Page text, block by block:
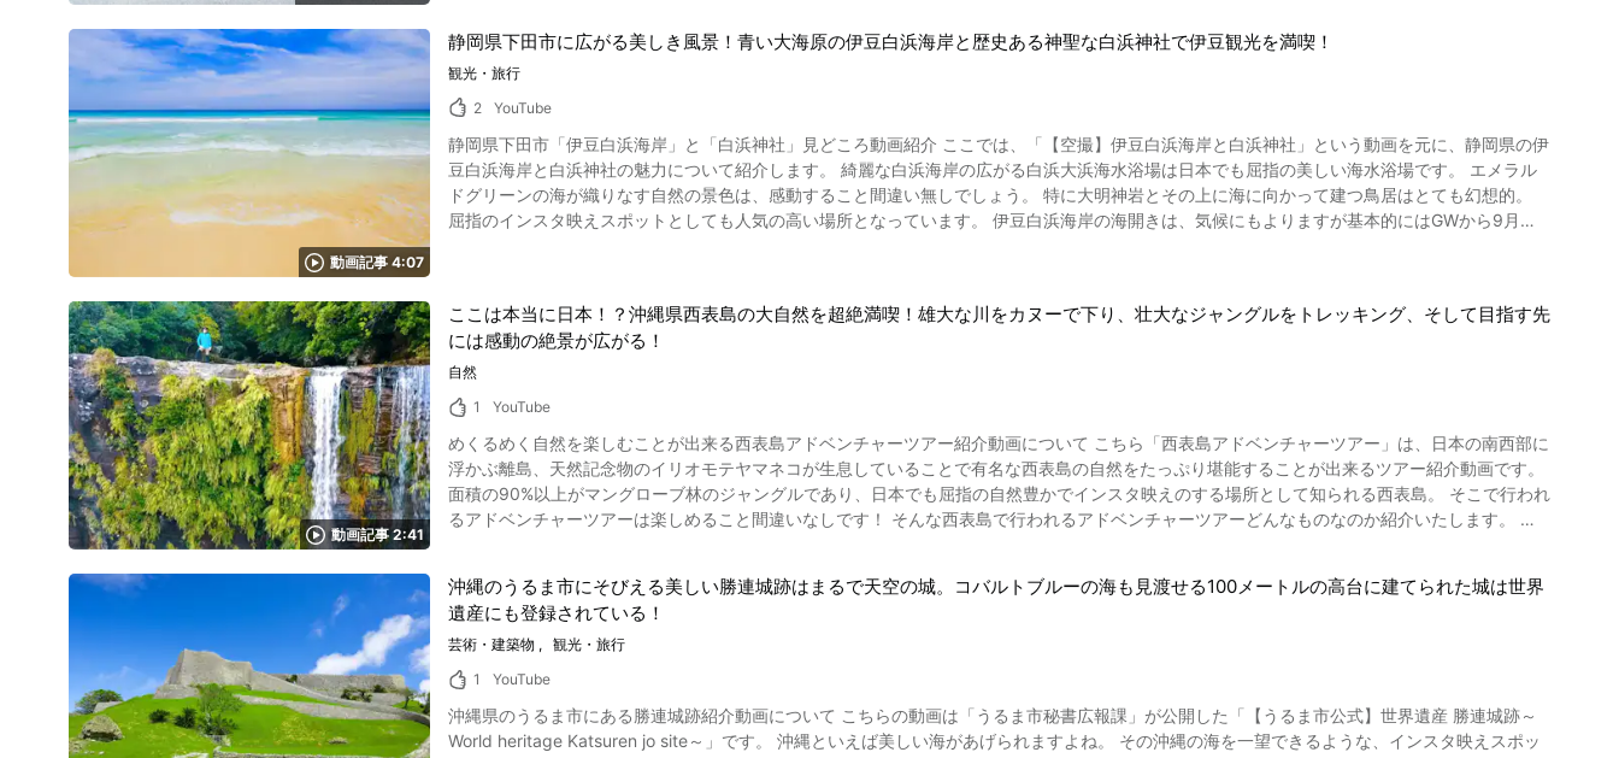
https://www.city.hiroshima.lg.jp/ 【トリップアドバイザー】広島 https://www.tripadvisor.jp/Tourism-g298561-
Hiroshima_Hiroshima_Prefecture_Chugoku-Vacations.html
で、1331年に後醍醐天皇が京都を離れ光厳天皇が即位して以来、御所とされてきました。 御所は織田信長や豊臣秀吉の時代を経て、大政奉還後
の明治天皇の東京遷都まで550年間活用されました。 動画で紹介されている京都御所の見学コースや見どころをチェック１ 写真：京都御所・紫
宸殿 御所の見学において見ておきたいものの1つに、各所に点在する諸門があります。 建礼門や朔平門、建春門、宜秋門、清所門、皇后門といっ
御殿、御三間、御涼所といった建物もぜひ見ておきましょう。 また、鬼門にあたる猿ヶ辻も要チェックです。 動画の4:51にある蹴鞠の庭のほ
か、坪庭、御池庭や御内庭、動画の0:40からご覧になれる新御車寄や新御車寄の周辺には梅や桜が咲き誇り、インスタ映えする絶景を堪能できま
すよ。 京都御所の周辺観光スポット情報をご紹介！ 写真：嵐山の紅葉 平安遷都以来の歴史をもつ京都は、国内外から多くの観光客が訪れる人気
スポット。 京都御所の見学の後には御苑内の宗像神社や厳島神社に立ち寄り御朱印を記帳してもらいましょう。 時間があれば嵐山エリアや五条
てはいかがですか。 京都御所の見学動画紹介まとめ 写真：京都御所 動画では、絢爛豪華な京都御所の魅力がたっぷりと映されているので、ぜひ
ゆっくりと楽しんでみましょう。 京都御所は普段は非公開ですが、申し込みをすれば見学が可能です。 また春と秋には一般公開のイベント期間
があるので、この時期に合わせて京都を訪れるのもおすすめです。 一般公開は予約不要で拝観料もいりません。 京都御所の公開時期には京都の
名所をめぐるツアーも開催されるので、参加してみるのも良いでしょう。 ◆京都御所 施設概要紹介◆ 【住所】〒602-0881 京都府京都市上京
区京都御苑3 【交通アクセス】地下鉄烏丸線丸太町駅、今出川駅よりすぐ 【拝観料金】無料 【営業時間】9:00～16:30（※季節により異なります
報：京都御所 https://sankan.kunaicho.go.jp/guide/kyoto.html 【トリップアドバイザー】京都御所
https://www.tripadvisor.jp/Attraction_Review-g298564-d321088-Reviews-Kyoto_Imperial_Palace-Kyoto_Kyoto_Prefecture_Kinki.html
動画記事 4:07
静岡県下田市に広がる美しき風景！青い大海原の伊豆白浜海岸と歴史ある神聖な白浜神社で伊豆観光を満喫！
観光・旅行
2
YouTube
静岡県下田市「伊豆白浜海岸」と「白浜神社」見どころ動画紹介 ここでは、「【空撮】伊豆白浜海岸と白浜神社」という動画を元に、静岡県の伊
豆白浜海岸と白浜神社の魅力について紹介します。 綺麗な白浜海岸の広がる白浜大浜海水浴場は日本でも屈指の美しい海水浴場です。 エメラル
ドグリーンの海が織りなす自然の景色は、感動すること間違い無しでしょう。 特に大明神岩とその上に海に向かって建つ鳥居はとても幻想的。
屈指のインスタ映えスポットとしても人気の高い場所となっています。 伊豆白浜海岸の海開きは、気候にもよりますが基本的にはGWから9月ま
楽しむことが出来ます。 伊豆白浜海岸と白浜神社魅力紹介まとめ 白浜海岸では、毎年海の安全を祈願するイベントとして『白浜海の祭典 納涼花
火大会』が開催されています。 綺麗な海に打ち込まれて扇状に広がる花火は何とも言えない美しさをに釘付けになってしまうこと間違い無いでし
ょう。 周辺には『ペンション桜家』や『伊古奈荘』など、伊豆白浜海岸を中から楽しむことが出来る施設がございますので検討してみて下さい。
綺麗な海と日本の歴史深い神社のある伊豆白浜海岸。 動画とこの記事を参考に観光してみてはいかがでしょう。
動画記事 2:41
ここは本当に日本！？沖縄県西表島の大自然を超絶満喫！雄大な川をカヌーで下り、壮大なジャングルをトレッキング、そして目指す先
には感動の絶景が広がる！
自然
1
YouTube
めくるめく自然を楽しむことが出来る西表島アドベンチャーツアー紹介動画について こちら「西表島アドベンチャーツアー」は、日本の南西部に
浮かぶ離島、天然記念物のイリオモテヤマネコが生息していることで有名な西表島の自然をたっぷり堪能することが出来るツアー紹介動画です。
面積の90%以上がマングローブ林のジャングルであり、日本でも屈指の自然豊かでインスタ映えのする場所として知られる西表島。 そこで行われ
るアドベンチャーツアーは楽しめること間違いなしです！ そんな西表島で行われるアドベンチャーツアーどんなものなのか紹介いたします。 西
沢道をゆっくり歩いて自然の絶景を堪能するサワートレッキング、沖縄No.1の水落を誇るピナイサーラの滝壺をメインとした滝廻り、ジャングル
奥底にあるケイビング（洞窟探検）などです。 バリエーションにとんだアクティビティの中からぜひお好みのツアーを楽しんでみてください。
今回、動画全体を通して紹介されているマングローブカヤック＆ピナイサーラの滝トレッキングコースは特におすすめですよ。 西表島にある自然
溢れる観光名所の紹介 西表島アドベンチャーツアーにて見ることが出来る、日本でも珍しい自然溢れる観光スポットを紹介させて頂きます。 ま
ずはピナイサーラの滝です。 沖縄では珍しいとされる大きい落差が有名な細い滝で、落差に関しては沖縄県で最も大きいとされています。 日本
の重要湿地500の一つに選定されているヒナイ川の中程に位置しており、自然の美しさと雄大さ溢れるその場所は、インスタ映え間違い無いでし
ょう。 続いて紹介するのはマングローブ林です。 熱帯や亜熱帯の海水が干潮や満潮を繰り返す特殊な環境でしか見ることの出来ない日マングロ
沖縄のうるま市にそびえる美しい勝連城跡はまるで天空の城。コバルトブルーの海も見渡せる100メートルの高台に建てられた城は世界
遺産にも登録されている！
芸術・建築物
観光・旅行
1
YouTube
沖縄県のうるま市にある勝連城跡紹介動画について こちらの動画は「うるま市秘書広報課」が公開した「【うるま市公式】世界遺産 勝連城跡～
World heritage Katsuren jo site～」です。 沖縄といえば美しい海があげられますよね。 その沖縄の海を一望できるような、インスタ映えスポッ